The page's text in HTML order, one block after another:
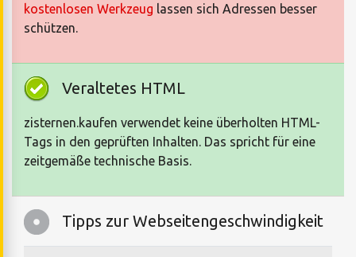
kostenlosen Werkzeug lassen sich Adressen besser
schützen.
Veraltetes HTML
zisternen.kaufen verwendet keine überholten HTML-
Tags in den geprüften Inhalten. Das spricht für eine
zeitgemäße technische Basis.
Tipps zur Webseitengeschwindigkeit